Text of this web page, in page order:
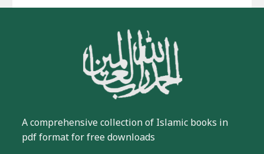
A comprehensive collection of Islamic books in
pdf format for free downloads